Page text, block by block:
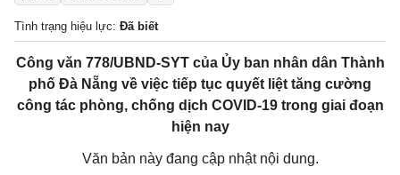
Tình trạng hiệu lực: Đã biết
Công văn 778/UBND-SYT của Ủy ban nhân dân Thành
phố Đà Nẵng về việc tiếp tục quyết liệt tăng cường
công tác phòng, chống dịch COVID-19 trong giai đoạn
hiện nay
Văn bản này đang cập nhật nội dung.